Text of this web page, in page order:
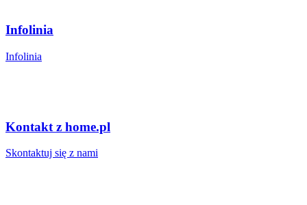
Infolinia
Infolinia
Kontakt z home.pl
Skontaktuj się z nami